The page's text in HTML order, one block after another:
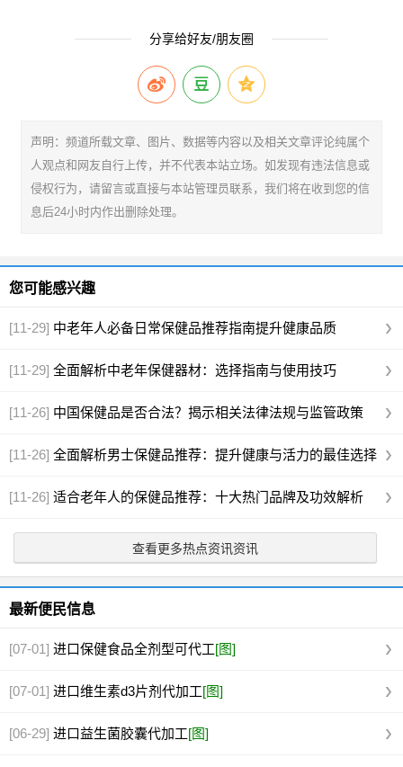
分享给好友/朋友圈
声明：频道所载文章、图片、数据等内容以及相关文章评论纯属个
人观点和网友自行上传，并不代表本站立场。如发现有违法信息或
侵权行为，请留言或直接与本站管理员联系，我们将在收到您的信
息后24小时内作出删除处理。
您可能感兴趣
[11-29] 中老年人必备日常保健品推荐指南提升健康品质
[11-29] 全面解析中老年保健器材：选择指南与使用技巧
[11-26] 中国保健品是否合法？揭示相关法律法规与监管政策
[11-26] 全面解析男士保健品推荐：提升健康与活力的最佳选择
[11-26] 适合老年人的保健品推荐：十大热门品牌及功效解析
查看更多热点资讯资讯
最新便民信息
[07-01] 进口保健食品全剂型可代工[图]
[07-01] 进口维生素d3片剂代加工[图]
[06-29] 进口益生菌胶囊代加工[图]